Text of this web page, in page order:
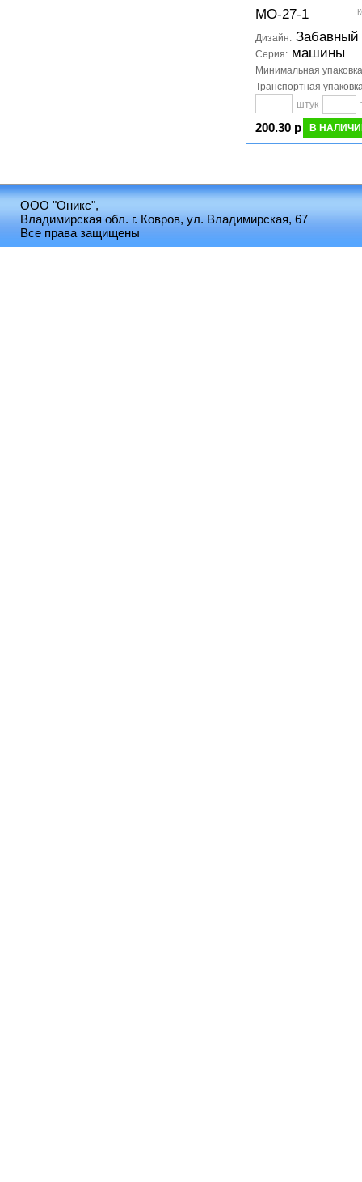
МО-27-1
Дизайн:
Серия: машины
Минимальная упаковка
Транспортная
штук
200.30 р В
ООО "Оникс",
Владимирская обл. г. Ковров, ул. Владимирская, 67
Все права защищены